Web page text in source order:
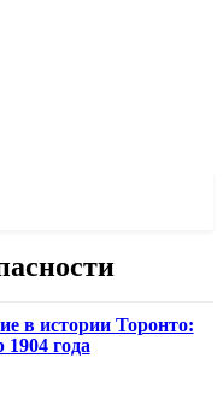
в истории Торонто:
года